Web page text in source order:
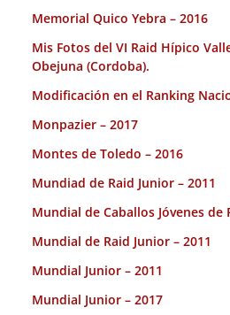
Memorial Quico Yebra – 2016
Mis Fotos del VI Raid Hípico
Obejuna (Cordoba).
Modificación en el Ranking
Monpazier – 2017
Montes de Toledo – 2016
Mundiad de Raid Junior – 2011
Mundial de Caballos Jóvenes de
Mundial de Raid Junior – 2011
Mundial Junior – 2011
Mundial Junior – 2017